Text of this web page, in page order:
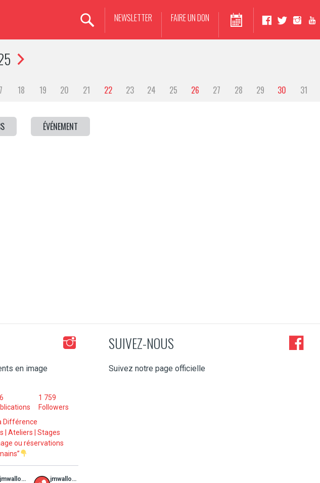
FAIRE UN DON
NEWSLETTER
18 19 20 21 22 23 24 25 26 27 28 29 30 31
ÉVÉNEMENT
en image
1 759
Followers
Différence
| Ateliers | Stages
ou réservations
jmwalloniebruxelles jmwalloniebruxelles
SUIVEZ-NOUS
Suivez notre page officielle